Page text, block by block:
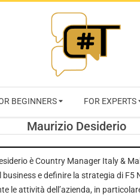
RIVISTA
TRENDS
BEGINNERS FOR EXPERTS
Maurizio Desiderio
è Country Manager Italy &
business e definire la strategia di F5
le attività dell’azienda, in